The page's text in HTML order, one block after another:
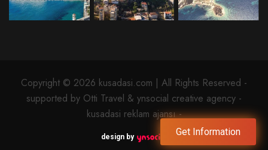
Copyright © 2026 kusadasi.com | All Rights Reserved -
supported by Otti Travel & ynsocial creative agency -
kusadasi reklam ajansı -
design by Get Information